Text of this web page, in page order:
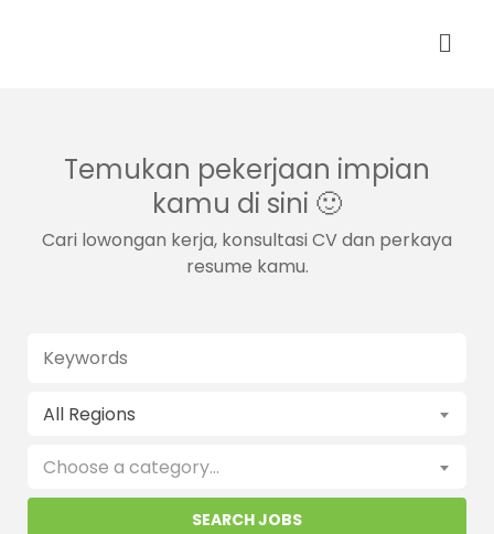
Temukan pekerjaan impian
kamu di sini 🙂
Cari lowongan kerja, konsultasi CV dan perkaya
resume kamu.
All Regions
Choose a category…